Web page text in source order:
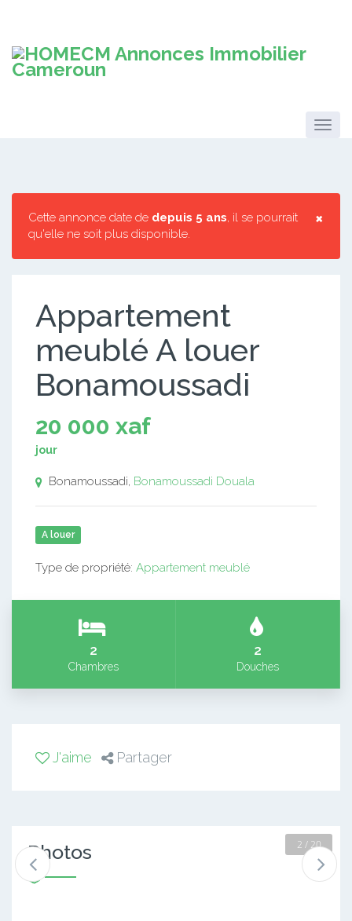
×
Cette annonce date de depuis 5 ans, il se pourrait
qu'elle ne soit plus disponible.
Appartement
meublé A louer
Bonamoussadi
20 000 xaf
jour
Bonamoussadi, Bonamoussadi Douala
A louer
Type de propriété: Appartement meublé
2
Chambres
2
Douches
J'aime Partager
Photos 2 / 20